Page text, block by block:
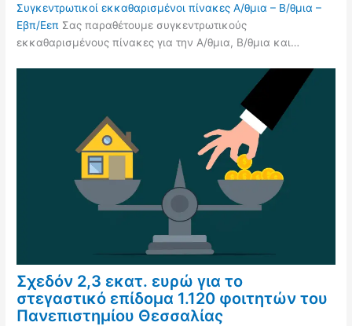
Συγκεντρωτικοί εκκαθαρισμένοι πίνακες Α/θμια – Β/θμια –
Εβπ/Εεπ Σας παραθέτουμε συγκεντρωτικούς
εκκαθαρισμένους πίνακες για την Α/θμια, Β/θμια και…
Σχεδόν 2,3 εκατ. ευρώ για το
στεγαστικό επίδομα 1.120 φοιτητών του
Πανεπιστημίου Θεσσαλίας